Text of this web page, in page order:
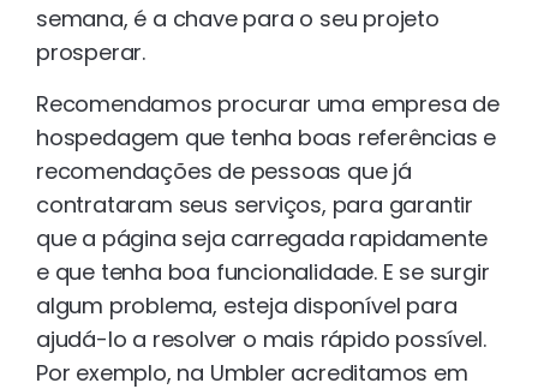
semana, é a chave para o seu projeto
prosperar.
Recomendamos procurar uma empresa de
hospedagem que tenha boas referências e
recomendações de pessoas que já
contrataram seus serviços, para garantir
que a página seja carregada rapidamente
e que tenha boa funcionalidade. E se surgir
algum problema, esteja disponível para
ajudá-lo a resolver o mais rápido possível.
Por exemplo, na Umbler acreditamos em